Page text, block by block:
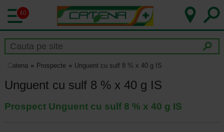
40
Catena Prospecte Unguent cu sulf 8 % x 40 g IS
Unguent cu sulf 8 % x 40 g IS
Prospect Unguent cu sulf 8 % x 40 g IS